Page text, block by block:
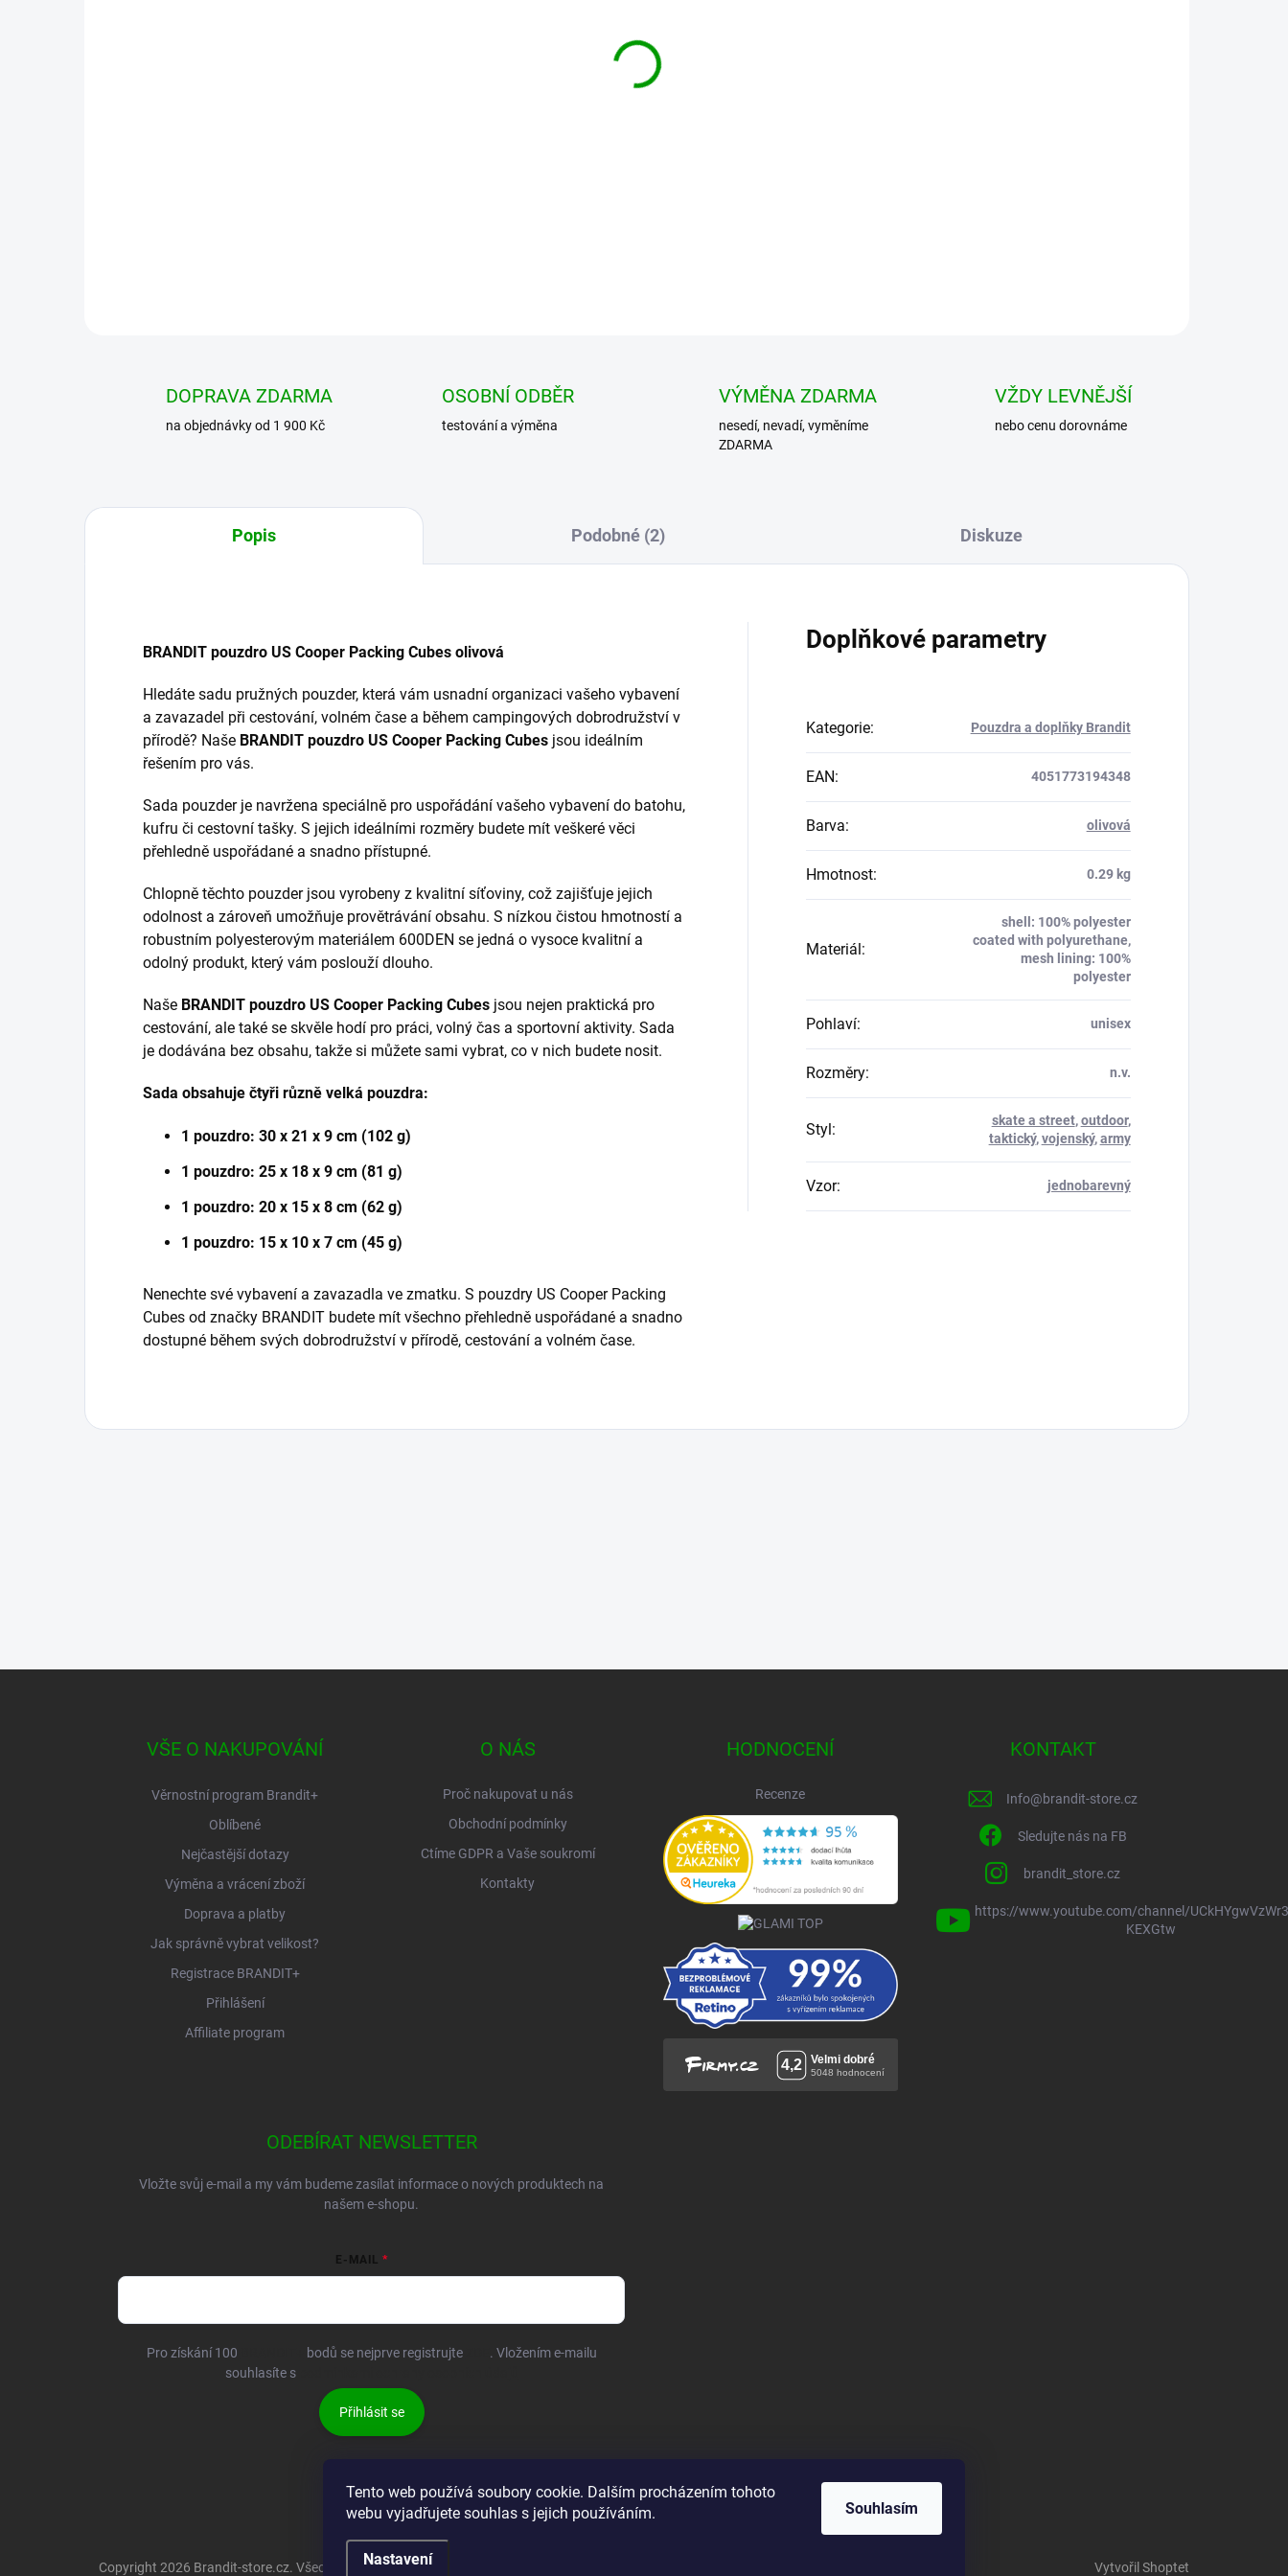
Tento web používá soubory cookie. Dalším procházením tohoto
webu vyjadřujete souhlas s jejich používáním.
Nastavení
Souhlasím
DOPRAVA ZDARMA
na objednávky od 1 900 Kč
OSOBNÍ ODBĚR
testování a výměna
VÝMĚNA ZDARMA
nesedí, nevadí, vyměníme
ZDARMA
VŽDY LEVNĚJŠÍ
nebo cenu dorovnáme
Popis Podobné (2) Diskuze
BRANDIT pouzdro US Cooper Packing Cubes olivová
Hledáte sadu pružných pouzder, která vám usnadní organizaci vašeho vybavení
a zavazadel při cestování, volném čase a během campingových dobrodružství v
přírodě? Naše BRANDIT pouzdro US Cooper Packing Cubes jsou ideálním
řešením pro vás.
Sada pouzder je navržena speciálně pro uspořádání vašeho vybavení do batohu,
kufru či cestovní tašky. S jejich ideálními rozměry budete mít veškeré věci
přehledně uspořádané a snadno přístupné.
Chlopně těchto pouzder jsou vyrobeny z kvalitní síťoviny, což zajišťuje jejich
odolnost a zároveň umožňuje provětrávání obsahu. S nízkou čistou hmotností a
robustním polyesterovým materiálem 600DEN se jedná o vysoce kvalitní a
odolný produkt, který vám poslouží dlouho.
Naše BRANDIT pouzdro US Cooper Packing Cubes jsou nejen praktická pro
cestování, ale také se skvěle hodí pro práci, volný čas a sportovní aktivity. Sada
je dodávána bez obsahu, takže si můžete sami vybrat, co v nich budete nosit.
Sada obsahuje čtyři různě velká pouzdra:
1 pouzdro: 30 x 21 x 9 cm (102 g)
1 pouzdro: 25 x 18 x 9 cm (81 g)
1 pouzdro: 20 x 15 x 8 cm (62 g)
1 pouzdro: 15 x 10 x 7 cm (45 g)
Nenechte své vybavení a zavazadla ve zmatku. S pouzdry US Cooper Packing
Cubes od značky BRANDIT budete mít všechno přehledně uspořádané a snadno
dostupné během svých dobrodružství v přírodě, cestování a volném čase.
Doplňkové parametry
Kategorie: Pouzdra a doplňky Brandit
EAN: 4051773194348
Barva: olivová
Hmotnost: 0.29 kg
Materiál:
shell: 100% polyester
coated with polyurethane,
mesh lining: 100%
polyester
Pohlaví: unisex
Rozměry: n.v.
Styl: skate a street,outdoor,
taktický,vojenský,army
Vzor: jednobarevný
VŠE O NAKUPOVÁNÍ
Věrnostní program Brandit+
Oblíbené
Nejčastější dotazy
Výměna a vrácení zboží
Doprava a platby
Jak správně vybrat velikost?
Registrace BRANDIT+
Přihlášení
Affiliate program
O NÁS
Proč nakupovat u nás
Obchodní podmínky
Ctíme GDPR a Vaše soukromí
Kontakty
HODNOCENÍ
Recenze
KONTAKT
Info@brandit-store.cz
Sledujte nás na FB
brandit_store.cz
https://www.youtube.com/channel/
KEXGtw
ODEBÍRAT NEWSLETTER
Vložte svůj e-mail a my vám budeme zasílat informace o nových produktech na
našem e-shopu.
E-MAIL
Pro získání 100 bodů se nejprve registrujte
. Vložením e-mailu
souhlasíte s
Přihlásit se
Vytvořil Shoptet
Copyright 2026 Brandit-store.cz. Všechna práva vyhrazena.